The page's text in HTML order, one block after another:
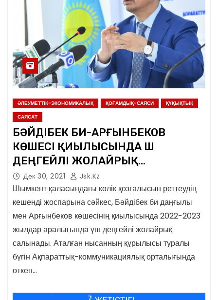
ӘЛЕУМЕТТІК-ЭКОНОМИКАЛЫҚ ҚОҒАМДЫҚ-САЯСИ
ҚҰҚЫҚТЫҚ
САЯСАТ
БӘЙДІБЕК БИ-АРҒЫНБЕКОВ
КӨШЕСІ ҚИЫЛЫСЫНДА ҮШ
ДЕҢГЕЙЛІ ЖОЛАЙРЫҚ
САЛЫНАДЫ
Дек 30, 2021 Jsk.kz
Шымкент қаласындағы көлік қозғалысын реттеудің
кешенді жоспарына сәйкес, Бәйдібек би даңғылы
мен Арғынбеков көшесінің қиылысында 2022-2023
жылдар аралығында үш деңгейлі жолайрық
салынады. Аталған нысанның құрылысы туралы
бүгін Ақпараттық-коммуникациялық орталығында
өткен…